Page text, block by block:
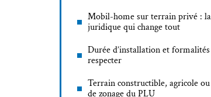
Mobil-home sur terrain privé :
juridique qui change tout
Durée d’installation et formalités
respecter
Terrain constructible, agricole
de zonage du PLU